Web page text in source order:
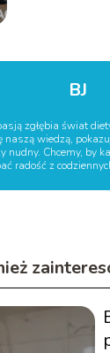
BJ
zgłębia świat
wiedzą,
nudny. Chcemy, by
radość z